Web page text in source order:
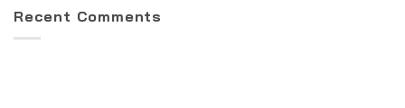
Recent Comments